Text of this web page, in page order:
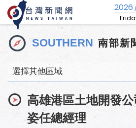
2026
SOUTHERN 南部新
選擇其他區域
高雄港區土地開發
姿任總經理